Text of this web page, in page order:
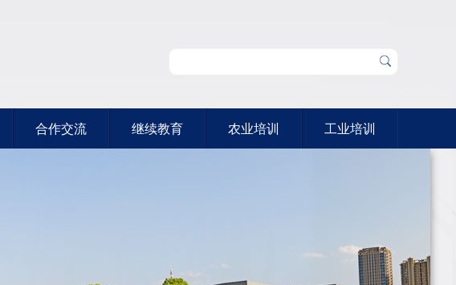
合作交流 继续教育 农业培训 工业培训